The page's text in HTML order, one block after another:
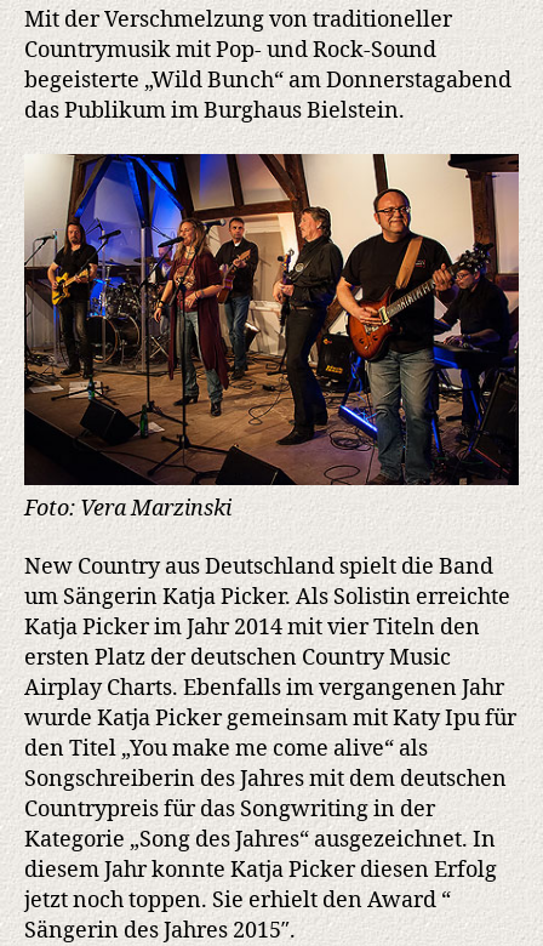
Mit der Verschmelzung von traditioneller
Countrymusik mit Pop- und Rock-Sound
begeisterte „Wild Bunch“ am Donnerstagabend
das Publikum im Burghaus Bielstein.
Foto: Vera Marzinski
New Country aus Deutschland spielt die Band
um Sängerin Katja Picker. Als Solistin erreichte
Katja Picker im Jahr 2014 mit vier Titeln den
ersten Platz der deutschen Country Music
Airplay Charts. Ebenfalls im vergangenen Jahr
wurde Katja Picker gemeinsam mit Katy Ipu für
den Titel „You make me come alive“ als
Songschreiberin des Jahres mit dem deutschen
Countrypreis für das Songwriting in der
Kategorie „Song des Jahres“ ausgezeichnet. In
diesem Jahr konnte Katja Picker diesen Erfolg
jetzt noch toppen. Sie erhielt den Award “
Sängerin des Jahres 2015″.